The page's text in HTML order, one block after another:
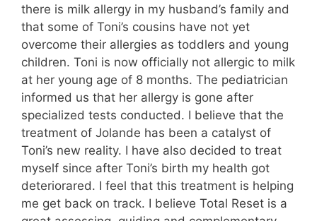
there is milk allergy in my husband’s family and
that some of Toni’s cousins have not yet
overcome their allergies as toddlers and young
children. Toni is now officially not allergic to milk
at her young age of 8 months. The pediatrician
informed us that her allergy is gone after
specialized tests conducted. I believe that the
treatment of Jolande has been a catalyst of
Toni’s new reality. I have also decided to treat
myself since after Toni’s birth my health got
deteriorared. I feel that this treatment is helping
me get back on track. I believe Total Reset is a